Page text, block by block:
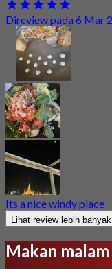
Direview pada 6 Mar
Its a nice windy place
Lihat review lebih banyak
Makan